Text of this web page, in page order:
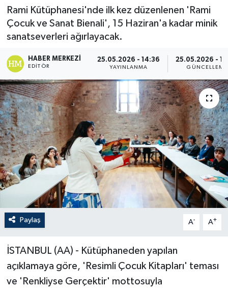
Rami Kütüphanesi'nde ilk kez düzenlenen 'Rami
Çocuk ve Sanat Bienali', 15 Haziran'a kadar minik
sanatseverleri ağırlayacak.
HABER MERKEZI
EDITÖR
25.05.2026 - 14:36
YAYINLANMA
25.05.2026 -
GÜNCELLEME
Paylaş A- A+
İSTANBUL (AA) - Kütüphaneden yapılan
açıklamaya göre, 'Resimli Çocuk Kitapları' teması
ve 'Renkliyse Gerçektir' mottosuyla